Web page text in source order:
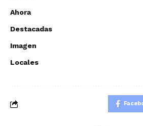
Ahora
Destacadas
Imagen
Locales